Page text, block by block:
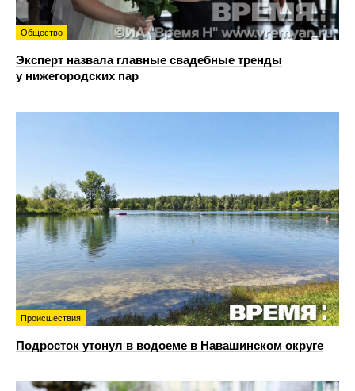
Общество
Эксперт назвала главные свадебные тренды
у нижегородских пар
Происшествия
Подросток утонул в водоеме в Навашинском округе